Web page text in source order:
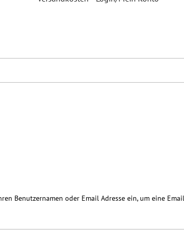
Benutzernamen oder Email Adresse ein, um eine